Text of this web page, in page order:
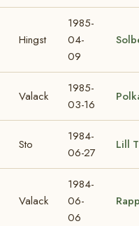
Hingst
1985-
04-
09
Valack
1985-
03-16
Sto
1984-
06-27
Lill
Valack
1984-
06-
06